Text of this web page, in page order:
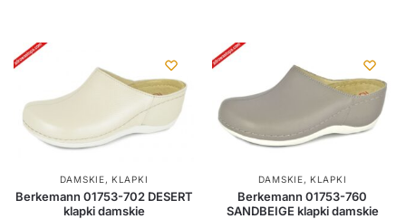
DAMSKIE,KLAPKI
Berkemann 01753-702 DESERT
klapki damskie
DAMSKIE,KLAPKI
Berkemann 01753-760
SANDBEIGE klapki damskie